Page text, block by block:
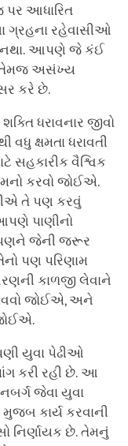
પર આધારિત
ગ્રહના રહેવાસીઓ
નથા. આપણે જે કંઈ
તેમજ અસંખ્ય
કરે છે.
ધરાવનાર જીવો
વધુ ક્ષમતા ધરાવતી
સહકારીક વૈશ્વિક
કરવો જોઈએ.
તે પણ કરવું
પાણીનો
જેની જરૂર
પણ પરિણામ
કાળજી લેવાને
જોઈએ, અને
યુવા પેઢીઓ
કરી રહી છે. આ
જેવા યુવા
કાર્ય કરવાની
નિર્ણાયક છે. તેમનું